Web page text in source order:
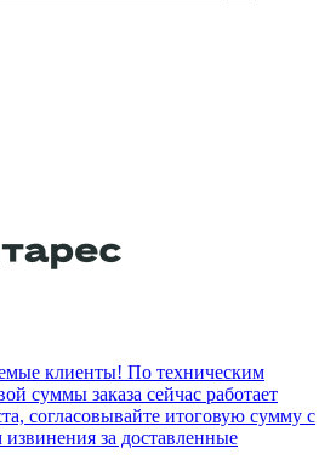
клиенты! По техническим
суммы заказа сейчас работает
согласовывайте итоговую сумму с
за доставленные